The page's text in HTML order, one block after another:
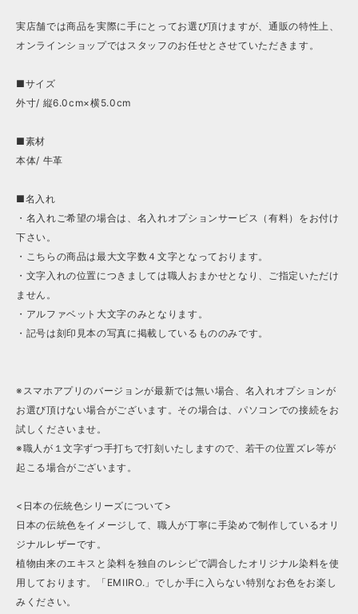
実店舗では商品を実際に手にとってお選び頂けますが、通販の特性上、
オンラインショップではスタッフのお任せとさせていただきます。
■サイズ
外寸/ 縦6.0cm×横5.0cm
■素材
本体/ 牛革
■名入れ
・名入れご希望の場合は、名入れオプションサービス（有料）をお付け
下さい。
・こちらの商品は最大文字数４文字となっております。
・文字入れの位置につきましては職人おまかせとなり、ご指定いただけ
ません。
・アルファベット大文字のみとなります。
・記号は刻印見本の写真に掲載しているもののみです。
※スマホアプリのバージョンが最新では無い場合、名入れオプションが
お選び頂けない場合がございます。その場合は、パソコンでの接続をお
試しくださいませ。
※職人が１文字ずつ手打ちで打刻いたしますので、若干の位置ズレ等が
起こる場合がございます。
<日本の伝統色シリーズについて>
日本の伝統色をイメージして、職人が丁寧に手染めで制作しているオリ
ジナルレザーです。
植物由来のエキスと染料を独自のレシピで調合したオリジナル染料を使
用しております。「EMIIRO.」でしか手に入らない特別なお色をお楽し
みください。